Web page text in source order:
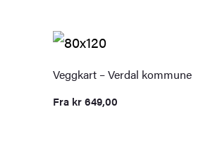
Veggkart – Verdal kommune
Fra kr649,00